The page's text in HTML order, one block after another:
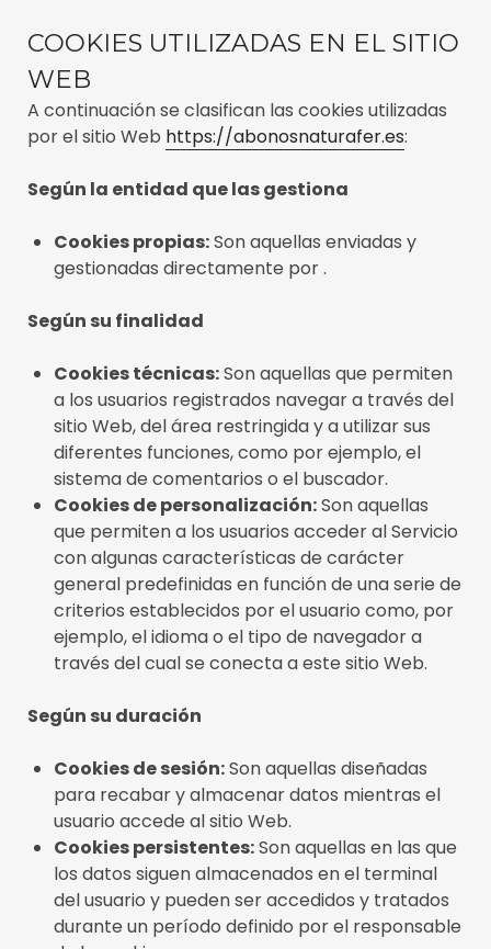
COOKIES UTILIZADAS EN EL SITIO
WEB
A continuación se clasifican las cookies utilizadas
por el sitio Web https://abonosnaturafer.es:
Según la entidad que las gestiona
Cookies propias:Son aquellas enviadas y
gestionadas directamente por .
Según su finalidad
Cookies técnicas:Son aquellas que permiten
a los usuarios registrados navegar a través del
sitio Web, del área restringida y a utilizar sus
diferentes funciones, como por ejemplo, el
sistema de comentarios o el buscador.
Cookies de personalización:Son aquellas
que permiten a los usuarios acceder al Servicio
con algunas características de carácter
general predefinidas en función de una serie de
criterios establecidos por el usuario como, por
ejemplo, el idioma o el tipo de navegador a
través del cual se conecta a este sitio Web.
Según su duración
Cookies de sesión:Son aquellas diseñadas
para recabar y almacenar datos mientras el
usuario accede al sitio Web.
Cookies persistentes:Son aquellas en las que
los datos siguen almacenados en el terminal
del usuario y pueden ser accedidos y tratados
durante un período definido por el responsable